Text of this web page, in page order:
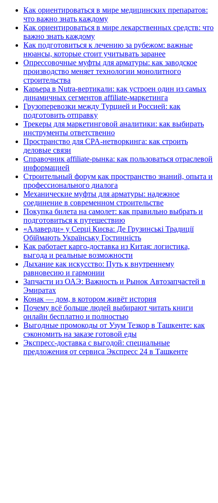
Как ориентироваться в мире медицинских препаратов:
что важно знать каждому
Как ориентироваться в мире лекарственных средств: что
важно знать каждому
Как подготовиться к лечению за рубежом: важные
нюансы, которые стоит учитывать заранее
Опрессовочные муфты для арматуры: как заводское
производство меняет технологии монолитного
строительства
Карьера в Nutra-вертикали: как устроен один из самых
динамичных сегментов affiliate-маркетинга
Грузоперевозки между Турцией и Россией: как
подготовить отправку
Трекеры для маркетинговой аналитики: как выбирать
инструменты ответственно
Пространство для CPA-нетворкинга: как строить
деловые связи
Справочник affiliate-рынка: как пользоваться отраслевой
информацией
Строительный форум как пространство знаний, опыта и
профессионального диалога
Механические муфты для арматуры: надежное
соединение в современном строительстве
Покупка билета на самолет: как правильно выбрать и
подготовиться к путешествию
«Алаверди» у Серці Києва: Де Грузинські Традиції
Обіймають Українську Гостинність
Как работает карго-доставка из Китая: логистика,
выгода и реальные возможности
Дыхание как искусство: Путь к внутреннему
равновесию и гармонии
Запчасти из ОАЭ: Важность и Рынок Автозапчастей в
Эмиратах
Конак — дом, в котором живёт история
Почему всё больше людей выбирают читать книги
онлайн бесплатно и полностью
Выгодные промокоды от Узум Тезкор в Ташкенте: как
сэкономить на заказе готовой еды
Экспресс-доставка с выгодой: специальные
предложения от сервиса Экспресс 24 в Ташкенте